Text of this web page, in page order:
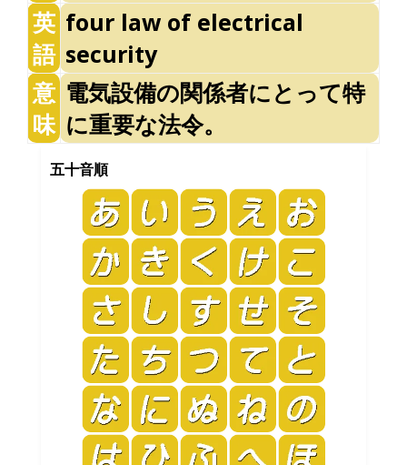
英
語
four law of electrical
security
意
味
電気設備の関係者にとって特
に重要な法令。
五十音順